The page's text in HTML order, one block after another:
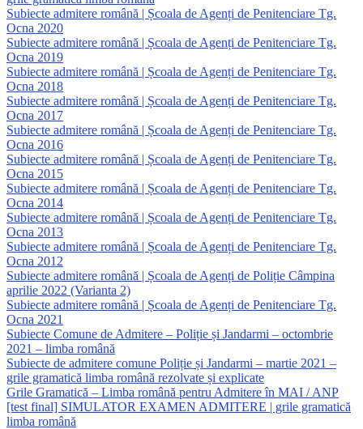
Subiecte admitere română | Școala de Agenți de Penitenciare Tg.
Ocna 2020
Subiecte admitere română | Școala de Agenți de Penitenciare Tg.
Ocna 2019
Subiecte admitere română | Școala de Agenți de Penitenciare Tg.
Ocna 2018
Subiecte admitere română | Școala de Agenți de Penitenciare Tg.
Ocna 2017
Subiecte admitere română | Școala de Agenți de Penitenciare Tg.
Ocna 2016
Subiecte admitere română | Școala de Agenți de Penitenciare Tg.
Ocna 2015
Subiecte admitere română | Școala de Agenți de Penitenciare Tg.
Ocna 2014
Subiecte admitere română | Școala de Agenți de Penitenciare Tg.
Ocna 2013
Subiecte admitere română | Școala de Agenți de Penitenciare Tg.
Ocna 2012
Subiecte admitere română | Școala de Agenți de Poliție Câmpina
aprilie 2022 (Varianta 2)
Subiecte admitere română | Școala de Agenți de Penitenciare Tg.
Ocna 2021
Subiecte Comune de Admitere – Poliție și Jandarmi – octombrie
2021 – limba română
Subiecte de admitere comune Poliție și Jandarmi – martie 2021 –
grile gramatică limba română rezolvate și explicate
Grile Gramatică – Limba română pentru Admitere în MAI / ANP
[test final] SIMULATOR EXAMEN ADMITERE | grile gramatică
limba română